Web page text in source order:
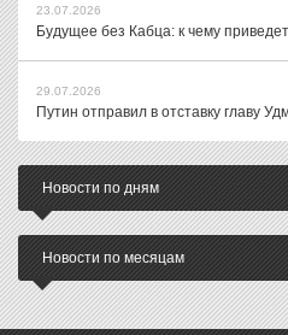
23.07.2026
Будущее без Кабца: к чему
29.07.2026
Путин отправил в отставку главу
Новости по дням
Новости по месяцам